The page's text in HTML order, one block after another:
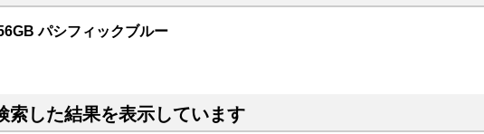
パシフィックブルー
索した結果を表示しています